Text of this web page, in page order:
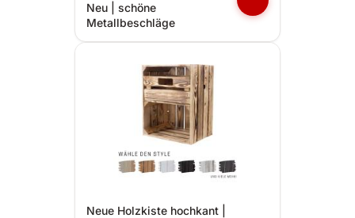
Neu | schöne
Metallbeschläge
Neue Holzkiste hochkant |